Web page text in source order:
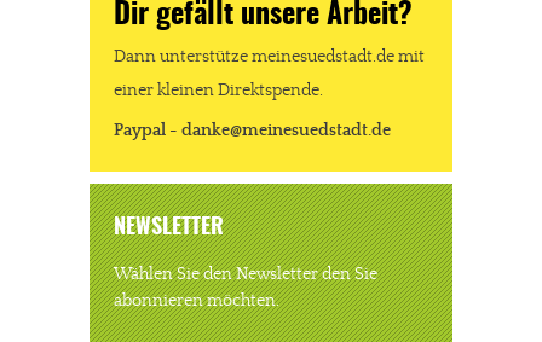
Dir gefällt unsere Arbeit?
Dann unterstütze meinesuedstadt.de mit
einer kleinen Direktspende.
Paypal - danke@meinesuedstadt.de
NEWSLETTER
Wählen Sie den Newsletter den Sie
abonnieren möchten.